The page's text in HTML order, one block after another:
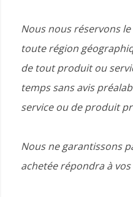
Nous nous réservons
toute région
de tout produit ou
temps sans avis
service ou de produit
Nous ne garantissons
achetée répondra à